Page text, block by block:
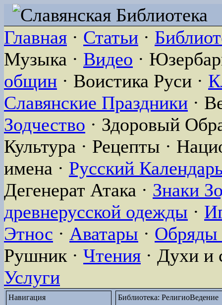
Главная · Статьи ·
Музыка · Видео ·
общин · Воистика Руси ·
Славянские Праздники ·
Зодчество · Здоровый
Культура · Рецепты ·
имена · Русский
Дегенерат Атака · Знаки
древнерусской одежды ·
Этнос · Аватары · Обряды
Рушник · Чтения · Духи и
Услуги
Навигация
Библиотека: РелигиоВедение